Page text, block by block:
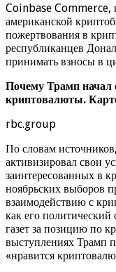
Coinbase Commerce,
американской
пожертвования в
республиканцев
принимать взносы в
Почему Трамп начал
криптовалюты.
rbc.group
По словам
активизировал свои
заинтересованных в
ноябрьских выборов
взаимодействию с
как его
газет за позицию по
выступлениях Трамп
«нравится